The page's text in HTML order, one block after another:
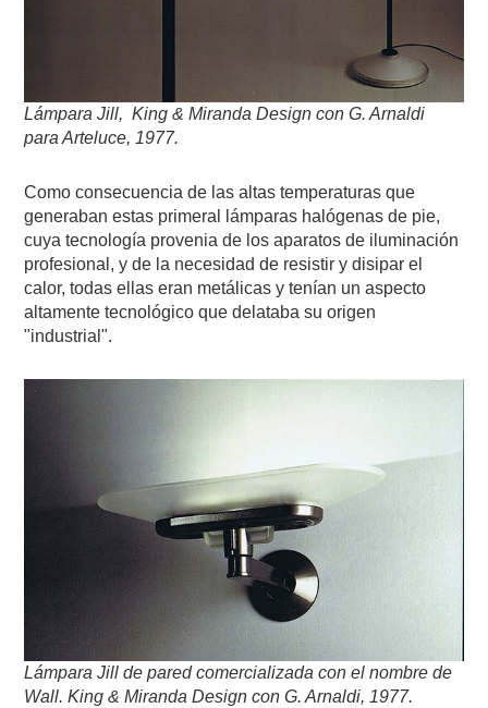
Lámpara Jill, King & Miranda Design con G. Arnaldi
para Arteluce, 1977.
Como consecuencia de las altas temperaturas que
generaban estas primeral lámparas halógenas de pie,
cuya tecnología provenia de los aparatos de iluminación
profesional, y de la necesidad de resistir y disipar el
calor, todas ellas eran metálicas y tenían un aspecto
altamente tecnológico que delataba su origen
"industrial".
Lámpara Jill de pared comercializada con el nombre de
Wall. King & Miranda Design con G. Arnaldi, 1977.